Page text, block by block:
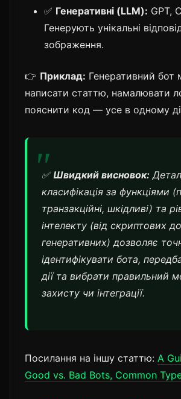
✅ Генеративні (LLM): GPT,
Генерують унікальні
зображення.
👉 Приклад: Генеративний бот
написати статтю, намалювати
пояснити код — усе в одному
✅ Швидкий висновок:
класифікація за функціями
транзакційні, шкідливі) та
інтелекту (від скриптових до
генеративних) дозволяє
ідентифікувати бота,
дії та вибрати правильний
захисту чи інтеграції.
Посилання на іншу статтю: A
Good vs. Bad Bots, Common